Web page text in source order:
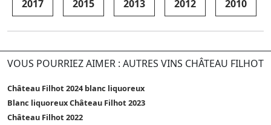
2017 2015 2013 2012 2010
VOUS POURRIEZ AIMER : AUTRES VINS CHÂTEAU FILHOT
Château Filhot 2024 blanc liquoreux
Blanc liquoreux Château Filhot 2023
Château Filhot 2022